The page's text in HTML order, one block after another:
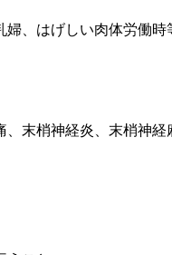
、はげしい肉体労働時
末梢神経炎、末梢神